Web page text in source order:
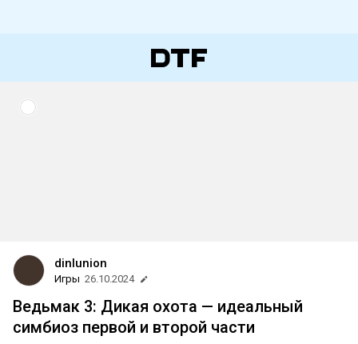
dinlunion
Игры 26.10.2024
Ведьмак 3: Дикая охота — идеальный
симбиоз первой и второй части